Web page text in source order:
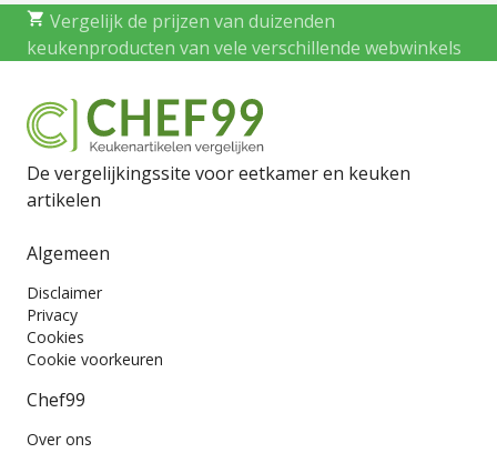
Vergelijk de prijzen van duizenden
keukenproducten van vele verschillende webwinkels
De vergelijkingssite voor eetkamer en keuken
artikelen
Algemeen
Disclaimer
Privacy
Cookies
Cookie voorkeuren
Chef99
Over ons